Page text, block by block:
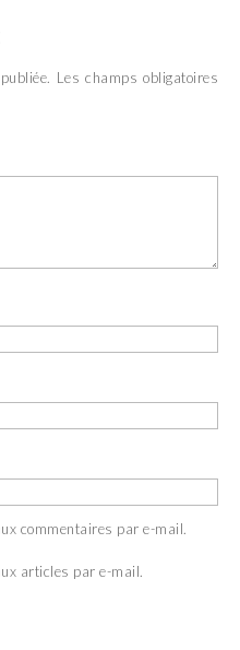
Les champs obligatoires
commentaires par e-mail.
articles par e-mail.